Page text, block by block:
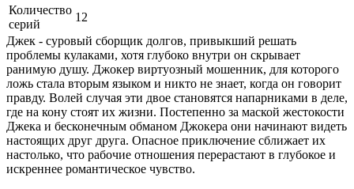
Количество
серий
12
Джек - суровый сборщик долгов, привыкший решать
проблемы кулаками, хотя глубоко внутри он скрывает
ранимую душу. Джокер виртуозный мошенник, для которого
ложь стала вторым языком и никто не знает, когда он говорит
правду. Волей случая эти двое становятся напарниками в деле,
где на кону стоят их жизни. Постепенно за маской жестокости
Джека и бесконечным обманом Джокера они начинают видеть
настоящих друг друга. Опасное приключение сближает их
настолько, что рабочие отношения перерастают в глубокое и
искреннее романтическое чувство.